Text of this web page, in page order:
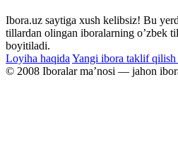
Ibora.uz saytiga xush kelibsiz! Bu
tillardan olingan iboralarning oʼzbek
boyitiladi.
Loyiha haqida Yangi ibora taklif qilish
© 2008 Iboralar maʼnosi — jahon